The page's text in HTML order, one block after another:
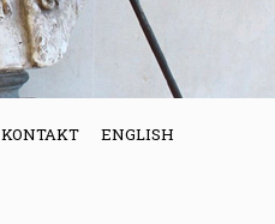
KONTAKT ENGLISH